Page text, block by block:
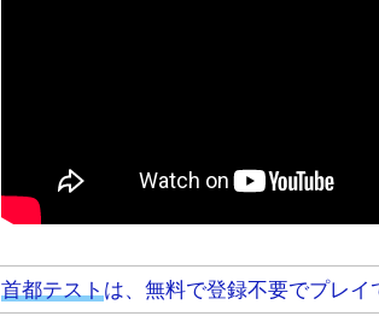
首都テスト は、無料で登録不要でプレ